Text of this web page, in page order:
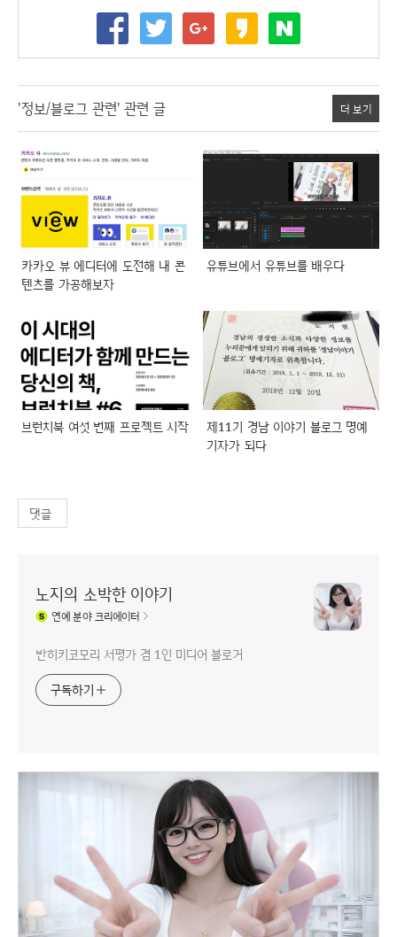
'정보/블로그 관련' 관련 글 더 보기
카카오 뷰 에디터에 도전해 내 콘
텐츠를 가공해보자
유튜브에서 유튜브를 배우다
브런치북 여섯 번째 프로젝트 시작
제11기 경남 이야기 블로그 명예
기자가 되다
댓글
노지의 소박한 이야기
연예분야 크리에이터
반히키코모리 서평가 겸 1인 미디어 블로거
구독하기